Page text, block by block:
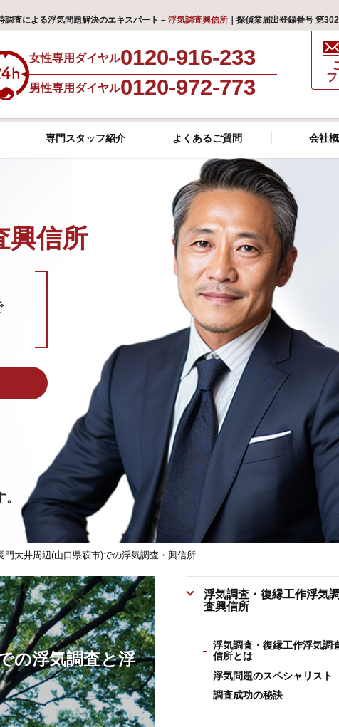
調査による浮気問題解決のエキスパート – 浮気調査興信所 ｜探偵業届出登録番号 第
女性専用ダイヤル0120-916-233
男性専用ダイヤル0120-972-773
専門スタッフ紹介 よくあるご質問 会社
興信所
門大井周辺(山口県萩市)での浮気調査・興信所
の浮気調査と浮
浮気調査・復縁工作浮気調
査興信所
浮気調査・復縁工作浮気調
信所とは
浮気問題のスペシャリスト
調査成功の秘訣